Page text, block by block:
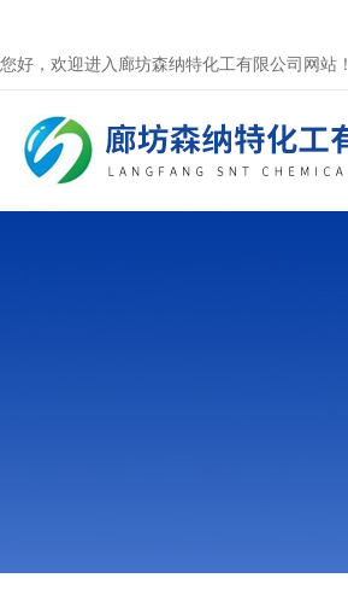
您好，欢迎进入廊坊森纳特化工有限公司网站！